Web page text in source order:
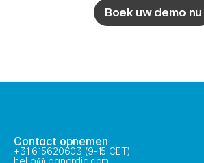
Boek uw demo nu
Contact opnemen
+31 615620603 (9-15 CET)
hello@ipanordic.com